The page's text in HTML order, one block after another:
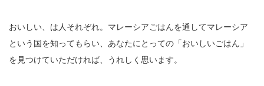
おいしい、は人それぞれ。マレーシアごはんを通してマレーシア
という国を知ってもらい、あなたにとっての「おいしいごはん」
を見つけていただければ、うれしく思います。